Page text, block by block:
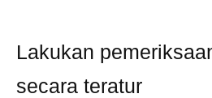
Lakukan
secara teratur